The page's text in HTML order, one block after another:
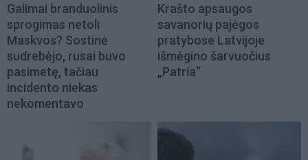
Galimai branduolinis
sprogimas netoli
Maskvos? Sostinė
sudrebėjo, rusai buvo
pasimetę, tačiau
incidento niekas
nekomentavo
Krašto apsaugos
savanorių pajėgos
pratybose Latvijoje
išmėgino šarvuočius
„Patria“